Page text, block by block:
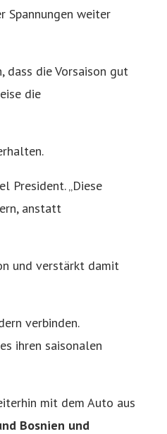
Spannungen weiter
dass die Vorsaison gut
die
President. „Diese
anstatt
und verstärkt damit
verbinden.
ihren saisonalen
mit dem Auto aus
Bosnien und